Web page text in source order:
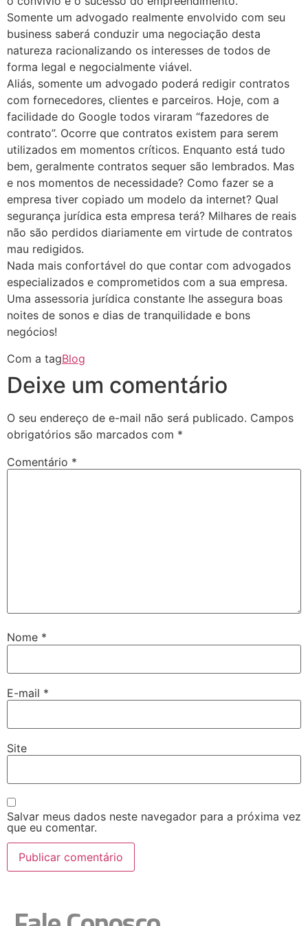
Somente um advogado realmente envolvido com seu
business saberá conduzir uma negociação desta
natureza racionalizando os interesses de todos de
forma legal e negocialmente viável.
Aliás, somente um advogado poderá redigir contratos
com fornecedores, clientes e parceiros. Hoje, com a
facilidade do Google todos viraram “fazedores de
contrato”. Ocorre que contratos existem para serem
utilizados em momentos críticos. Enquanto está tudo
bem, geralmente contratos sequer são lembrados. Mas
e nos momentos de necessidade? Como fazer se a
empresa tiver copiado um modelo da internet? Qual
segurança jurídica esta empresa terá? Milhares de reais
não são perdidos diariamente em virtude de contratos
mau redigidos.
Nada mais confortável do que contar com advogados
especializados e comprometidos com a sua empresa.
Uma assessoria jurídica constante lhe assegura boas
noites de sonos e dias de tranquilidade e bons
negócios!
Com a tagBlog
Deixe um comentário
O seu endereço de e-mail não será publicado. Campos
obrigatórios são marcados com *
Comentário *
Nome *
E-mail *
Site
Salvar meus dados neste navegador para a próxima vez
que eu comentar.